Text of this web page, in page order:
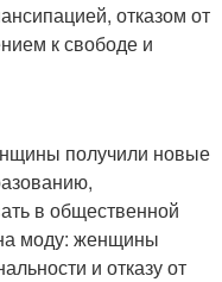
отказом от
к свободе и
получили новые
в общественной
моду: женщины
и отказу от